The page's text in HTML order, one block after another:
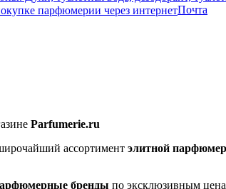
Почта
Parfumerie.ru
ассортимент элитной
бренды по эксклюзивным